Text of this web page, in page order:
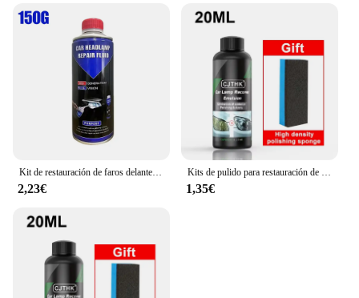
Kit de restauración de faros delanteros de coche, herramienta de Cuidado Automotriz, juego de restauración de faros delanteros, líquido de restauración
2,23€
Kits de pulido para restauración de faros de coche, eliminador de arañazos, pasta de limpieza para reparación, elimina la oxidación, líquido para pulir faros
1,35€